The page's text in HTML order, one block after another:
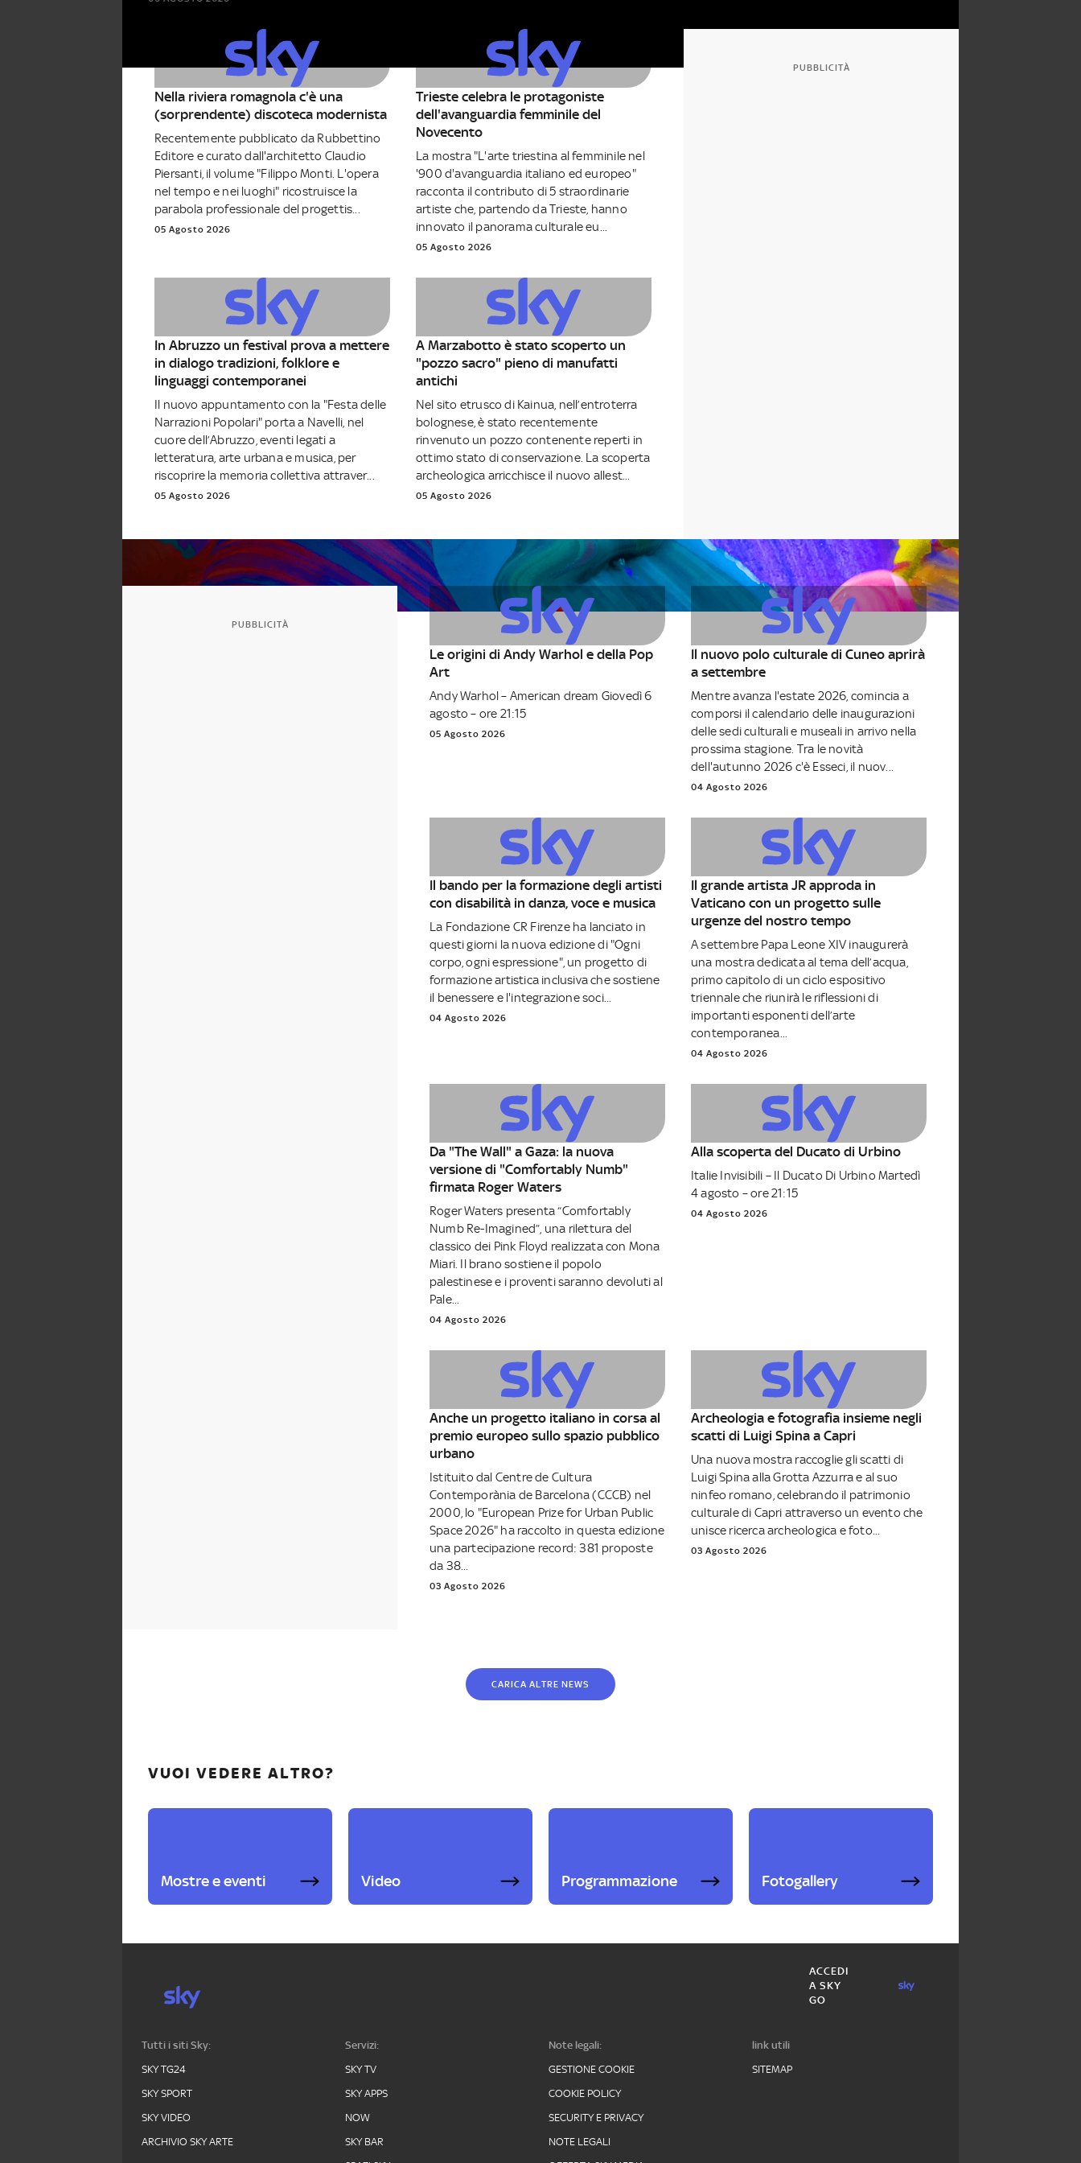
PUBBLICITÀ
Nella riviera romagnola c'è una
(sorprendente) discoteca modernista
Recentemente pubblicato da Rubbettino
Editore e curato dall'architetto Claudio
Piersanti, il volume "Filippo Monti. L'opera
nel tempo e nei luoghi" ricostruisce la
parabola professionale del progettis...
05 Agosto 2026
Trieste celebra le protagoniste
dell'avanguardia femminile del
Novecento
La mostra "L'arte triestina al femminile nel
'900 d'avanguardia italiano ed europeo"
racconta il contributo di 5 straordinarie
artiste che, partendo da Trieste, hanno
innovato il panorama culturale eu...
05 Agosto 2026
In Abruzzo un festival prova a mettere
in dialogo tradizioni, folklore e
linguaggi contemporanei
Il nuovo appuntamento con la "Festa delle
Narrazioni Popolari" porta a Navelli, nel
cuore dell’Abruzzo, eventi legati a
letteratura, arte urbana e musica, per
riscoprire la memoria collettiva attraver...
05 Agosto 2026
A Marzabotto è stato scoperto un
"pozzo sacro" pieno di manufatti
antichi
Nel sito etrusco di Kainua, nell’entroterra
bolognese, è stato recentemente
rinvenuto un pozzo contenente reperti in
ottimo stato di conservazione. La scoperta
archeologica arricchisce il nuovo allest...
05 Agosto 2026
PUBBLICITÀ
Le origini di Andy Warhol e della Pop
Art
Andy Warhol – American dream Giovedì 6
agosto – ore 21:15
05 Agosto 2026
Il nuovo polo culturale di Cuneo aprirà
a settembre
Mentre avanza l'estate 2026, comincia a
comporsi il calendario delle inaugurazioni
delle sedi culturali e museali in arrivo nella
prossima stagione. Tra le novità
dell'autunno 2026 c'è Esseci, il nuov...
04 Agosto 2026
Il bando per la formazione degli artisti
con disabilità in danza, voce e musica
La Fondazione CR Firenze ha lanciato in
questi giorni la nuova edizione di "Ogni
corpo, ogni espressione", un progetto di
formazione artistica inclusiva che sostiene
il benessere e l'integrazione soci...
04 Agosto 2026
Il grande artista JR approda in
Vaticano con un progetto sulle
urgenze del nostro tempo
A settembre Papa Leone XIV inaugurerà
una mostra dedicata al tema dell’acqua,
primo capitolo di un ciclo espositivo
triennale che riunirà le riflessioni di
importanti esponenti dell’arte
contemporanea...
04 Agosto 2026
Da "The Wall" a Gaza: la nuova
versione di "Comfortably Numb"
firmata Roger Waters
Roger Waters presenta “Comfortably
Numb Re-Imagined”, una rilettura del
classico dei Pink Floyd realizzata con Mona
Miari. Il brano sostiene il popolo
palestinese e i proventi saranno devoluti al
Pale...
04 Agosto 2026
Alla scoperta del Ducato di Urbino
Italie Invisibili – Il Ducato Di Urbino Martedì
4 agosto – ore 21:15
04 Agosto 2026
Anche un progetto italiano in corsa al
premio europeo sullo spazio pubblico
urbano
Istituito dal Centre de Cultura
Contemporània de Barcelona (CCCB) nel
2000, lo "European Prize for Urban Public
Space 2026" ha raccolto in questa edizione
una partecipazione record: 381 proposte
da 38...
03 Agosto 2026
Archeologia e fotografia insieme negli
scatti di Luigi Spina a Capri
Una nuova mostra raccoglie gli scatti di
Luigi Spina alla Grotta Azzurra e al suo
ninfeo romano, celebrando il patrimonio
culturale di Capri attraverso un evento che
unisce ricerca archeologica e foto...
03 Agosto 2026
CARICA ALTRE NEWS
VUOI VEDERE ALTRO?
Mostre e eventi Video Programmazione Fotogallery
ACCEDI
A SKY
GO
Tutti i siti Sky:
SKY TG24
SKY SPORT
SKY VIDEO
ARCHIVIO SKY ARTE
Servizi:
SKY TV
SKY APPS
NOW
SKY BAR
Note legali:
GESTIONE COOKIE
COOKIE POLICY
SECURITY E PRIVACY
NOTE LEGALI
link utili
SITEMAP